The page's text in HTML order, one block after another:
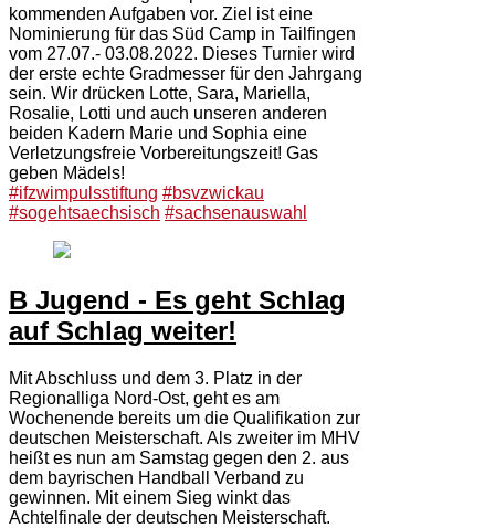
kommenden Aufgaben vor. Ziel ist eine
Nominierung für das Süd Camp in Tailfingen
vom 27.07.- 03.08.2022. Dieses Turnier wird
der erste echte Gradmesser für den Jahrgang
sein. Wir drücken Lotte, Sara, Mariella,
Rosalie, Lotti und auch unseren anderen
beiden Kadern Marie und Sophia eine
Verletzungsfreie Vorbereitungszeit! Gas
geben Mädels!
#ifzwimpulsstiftung #bsvzwickau
#sogehtsaechsisch #sachsenauswahl
B Jugend - Es geht Schlag
auf Schlag weiter!
Mit Abschluss und dem 3. Platz in der
Regionalliga Nord-Ost, geht es am
Wochenende bereits um die Qualifikation zur
deutschen Meisterschaft. Als zweiter im MHV
heißt es nun am Samstag gegen den 2. aus
dem bayrischen Handball Verband zu
gewinnen. Mit einem Sieg winkt das
Achtelfinale der deutschen Meisterschaft.